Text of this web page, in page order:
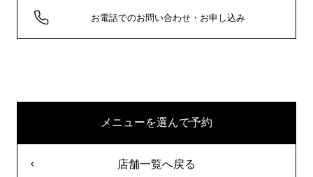
お電話でのお問い合わせ・お申し込み
メニューを選んで予約
店舗一覧へ戻る